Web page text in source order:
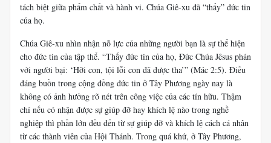
tách biệt giữa phẩm chất và hành vi. Chúa Giê-xu đã “thấy” đức tin
của họ.
Chúa Giê-xu nhìn nhận nỗ lực của những người bạn là sự thể hiện
cho đức tin của tập thể. “Thấy đức tin của họ, Đức Chúa Jêsus phán
với người bại: ‘Hỡi con, tội lỗi con đã được tha’” (Mác 2:5). Điều
đáng buồn trong cộng đồng đức tin ở Tây Phương ngày nay là
không có ảnh hưởng rõ nét trên công việc của các tín hữu. Thậm
chí nếu có nhận được sự giúp đỡ hay khích lệ nào trong nghề
nghiệp thì phần lớn đều đến từ sự giúp đỡ và khích lệ cách cá nhân
từ các thành viên của Hội Thánh. Trong quá khứ, ở Tây Phương,